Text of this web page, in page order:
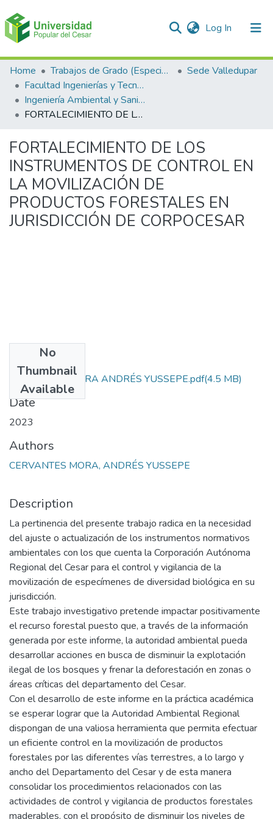
Log In (current)
Communities & Collections
All of DSpace
Statistics
Home Trabajos de Grado (Especializaciones y Pregrados)
Sede Valledupar
Facultad Ingenierías y Tecnologías
Ingeniería Ambiental y Sanitaria.
FORTALECIMIENTO DE LOS INSTRUMENTOS DE CONTROL EN LA MOVILIZACIÓN DE PRODUCTOS FORESTALES EN JURISDICCIÓN DE CORPOCESAR
FORTALECIMIENTO DE LOS
INSTRUMENTOS DE CONTROL EN
LA MOVILIZACIÓN DE
PRODUCTOS FORESTALES EN
JURISDICCIÓN DE CORPOCESAR
No
Thumbnail
Available
CERVANTES MORA ANDRÉS YUSSEPE.pdf(4.5 MB)
Date
2023
Authors
CERVANTES MORA, ANDRÉS YUSSEPE
Description
La pertinencia del presente trabajo radica en la necesidad
del ajuste o actualización de los instrumentos normativos
ambientales con los que cuenta la Corporación Autónoma
Regional del Cesar para el control y vigilancia de la
movilización de especímenes de diversidad biológica en su
jurisdicción.
Este trabajo investigativo pretende impactar positivamente
el recurso forestal puesto que, a través de la información
generada por este informe, la autoridad ambiental pueda
desarrollar acciones en busca de disminuir la explotación
ilegal de los bosques y frenar la deforestación en zonas o
áreas críticas del departamento del Cesar.
Con el desarrollo de este informe en la práctica académica
se esperar lograr que la Autoridad Ambiental Regional
dispongan de una valiosa herramienta que permita efectuar
un eficiente control en la movilización de productos
forestales por las diferentes vías terrestres, a lo largo y
ancho del Departamento del Cesar y de esta manera
consolidar los procedimientos relacionados con las
actividades de control y vigilancia de productos forestales
maderables, con el propósito de disminuir los niveles de